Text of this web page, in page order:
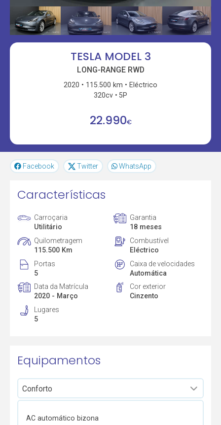
TESLA MODEL 3
LONG-RANGE RWD
2020 115.500 km
Eléctrico
320cv
5P
22.990€
Facebook Twitter WhatsApp
Características
Carroçaria
Utilitário
Garantia
18 meses
Quilometragem
115.500 Km
Combustível
Eléctrico
Portas
5
Caixa de velocidades
Automática
Data da Matrícula
2020 - Março
Cor exterior
Cinzento
Lugares
5
Equipamentos
AC automático bizona